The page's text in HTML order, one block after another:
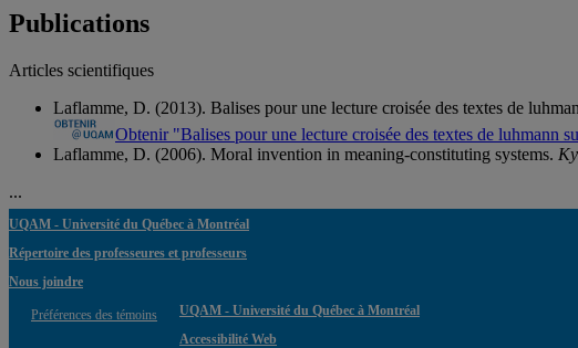
Publications
Articles scientifiques
Laflamme, D. (2013). Balises pour une lecture croisée des textes de
Obtenir "Balises pour une lecture croisée des textes de
Laflamme, D. (2006). Moral invention in meaning-constituting systems.
...
UQAM - Université du Québec à Montréal
Répertoire des professeures et professeurs
Nous joindre
Préférences des témoins
UQAM - Université du Québec à Montréal
Accessibilité Web